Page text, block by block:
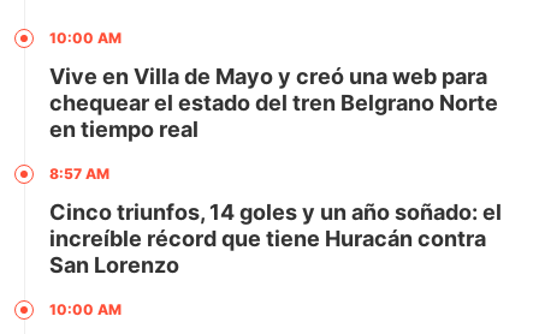
10:00 AM
Vive en Villa de Mayo y creó una web para
chequear el estado del tren Belgrano Norte
en tiempo real
8:57 AM
Cinco triunfos, 14 goles y un año soñado: el
increíble récord que tiene Huracán contra
San Lorenzo
10:00 AM